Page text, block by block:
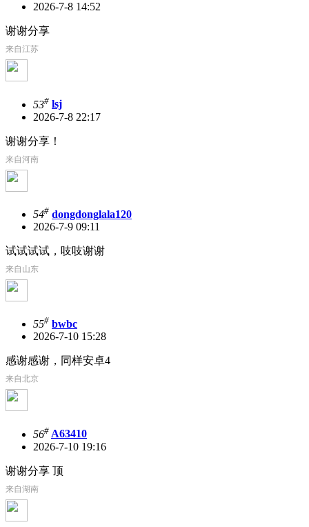
2026-7-8 14:52
谢谢分享
来自江苏
53# lsj
2026-7-8 22:17
谢谢分享！
来自河南
54# dongdonglala120
2026-7-9 09:11
试试试试，吱吱谢谢
来自山东
55# bwbc
2026-7-10 15:28
感谢感谢，同样安卓4
来自北京
56# A63410
2026-7-10 19:16
谢谢分享 顶
来自湖南